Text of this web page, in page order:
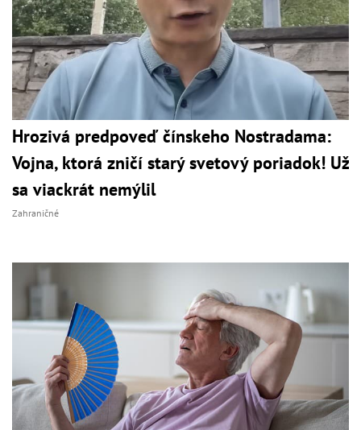
Hrozivá predpoveď čínskeho Nostradama:
Vojna, ktorá zničí starý svetový poriadok! Už
sa viackrát nemýlil
Zahraničné